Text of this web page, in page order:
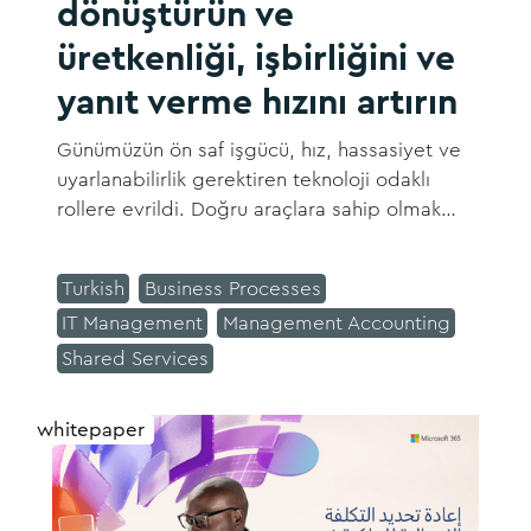
dönüştürün ve
üretkenliği, işbirliğini ve
yanıt verme hızını artırın
Günümüzün ön saf işgücü, hız, hassasiyet ve
uyarlanabilirlik gerektiren teknoloji odaklı
rollere evrildi. Doğru araçlara sahip olmak
fazla işi daha hızlı yapmasını sağlar.
Turkish
Business Processes
IT Management
Management Accounting
Shared Services
whitepaper